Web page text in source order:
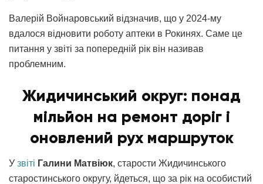
Валерій Войнаровський відзначив, що у 2024-му
вдалося відновити роботу аптеки в Рокинях. Саме це
питання у звіті за попередній рік він називав
проблемним.
Жидичинський округ: понад
мільйон на ремонт доріг і
оновлений рух маршруток
У звіті Галини Матвіюк, старости Жидичинського
старостинського округу, йдеться, що за рік на особистий